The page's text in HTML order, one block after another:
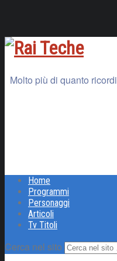
Molto più di quanto ricordi
Home
Programmi
Personaggi
Articoli
Tv Titoli
Cerca nel sito